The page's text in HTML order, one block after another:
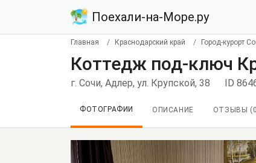
Поехали-на-Море.ру
Главная Краснодарский край Город-курорт
Коттедж под-ключ
г. Сочи, Адлер, ул. Крупской, 38 ID
ФОТОГРАФИИ ОПИСАНИЕ ОТЗЫВЫ (